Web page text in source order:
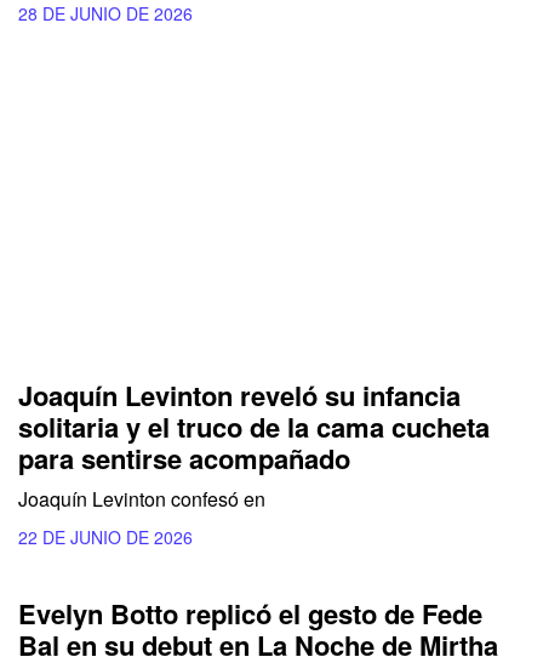
28 DE JUNIO DE 2026
Joaquín Levinton reveló su infancia
solitaria y el truco de la cama cucheta
para sentirse acompañado
Joaquín Levinton confesó en
22 DE JUNIO DE 2026
Evelyn Botto replicó el gesto de Fede
Bal en su debut en La Noche de Mirtha